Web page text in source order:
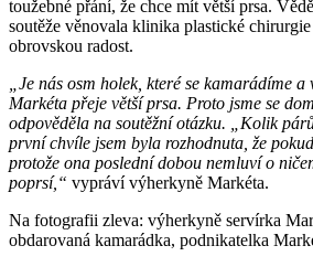
toužebné přání, že chce mít větší prsa.
soutěže věnovala klinika plastické chirurgie
obrovskou radost.
„Je nás osm holek, které se kamarádíme a
Markéta přeje větší prsa. Proto jsme se
odpověděla na soutěžní otázku. „Kolik
první chvíle jsem byla rozhodnuta, že
protože ona poslední dobou nemluví o
poprsí,“ vypráví výherkyně Markéta.
Na fotografii zleva: výherkyně servírka
obdarovaná kamarádka, podnikatelka